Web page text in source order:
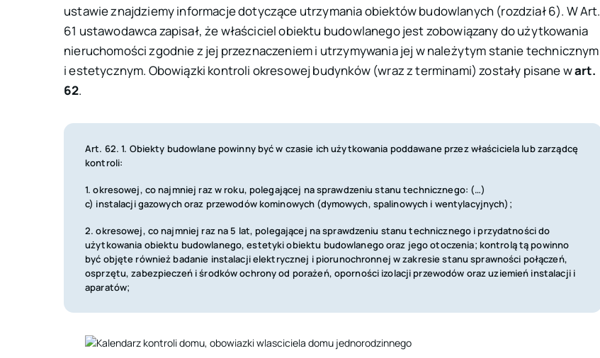
ustawie znajdziemy informacje dotyczące utrzymania obiektów budowlanych (rozdział 6). W Art.
61 ustawodawca zapisał, że właściciel obiektu budowlanego jest zobowiązany do użytkowania
nieruchomości zgodnie z jej przeznaczeniem i utrzymywania jej w należytym stanie technicznym
i estetycznym. Obowiązki kontroli okresowej budynków (wraz z terminami) zostały pisane wart.
62.
Art. 62. 1. Obiekty budowlane powinny być w czasie ich użytkowania poddawane przez właściciela lub zarządcę
kontroli:
1. okresowej, co najmniej raz w roku, polegającej na sprawdzeniu stanu technicznego: (…)
c) instalacji gazowych oraz przewodów kominowych (dymowych, spalinowych i wentylacyjnych);
2. okresowej, co najmniej raz na 5 lat, polegającej na sprawdzeniu stanu technicznego i przydatności do
użytkowania obiektu budowlanego, estetyki obiektu budowlanego oraz jego otoczenia; kontrolą tą powinno
być objęte również badanie instalacji elektrycznej i piorunochronnej w zakresie stanu sprawności połączeń,
osprzętu, zabezpieczeń i środków ochrony od porażeń, oporności izolacji przewodów oraz uziemień instalacji i
aparatów;